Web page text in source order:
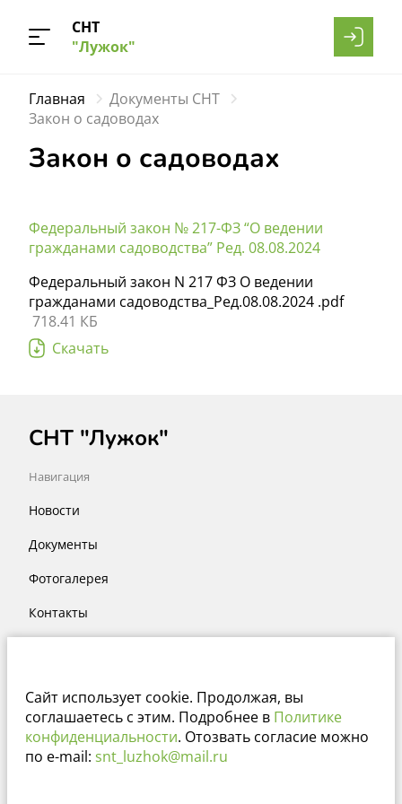
СНТ
"Лужок"
Главная
Документы СНТ
Закон о садоводах
Закон о садоводах
Федеральный закон № 217-ФЗ “О ведении
гражданами садоводства” Ред. 08.08.2024
Федеральный закон N 217 ФЗ О ведении
гражданами садоводства_Ред.08.08.2024 .pdf
718.41 КБ
Скачать
СНТ "Лужок"
Навигация
Новости
Документы
Фотогалерея
Контакты
Тульская обл. Заокский р-н
Сайт работает на платформе
Сайт использует cookie. Продолжая, вы
соглашаетесь с этим. Подробнее в Политике
конфиденциальности. Отозвать согласие можно
по e-mail: snt_luzhok@mail.ru